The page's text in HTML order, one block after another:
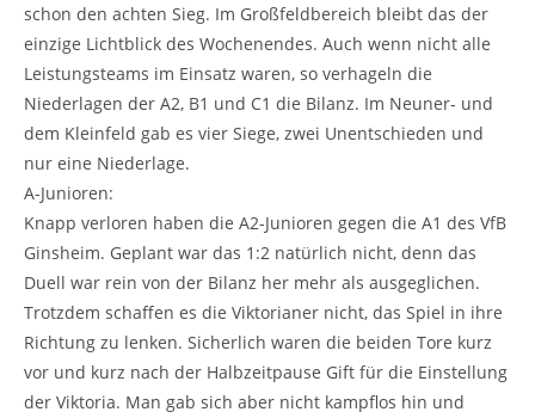
schon den achten Sieg. Im Großfeldbereich bleibt das der
einzige Lichtblick des Wochenendes. Auch wenn nicht alle
Leistungsteams im Einsatz waren, so verhageln die
Niederlagen der A2, B1 und C1 die Bilanz. Im Neuner- und
dem Kleinfeld gab es vier Siege, zwei Unentschieden und
nur eine Niederlage.
A-Junioren:
Knapp verloren haben die A2-Junioren gegen die A1 des VfB
Ginsheim. Geplant war das 1:2 natürlich nicht, denn das
Duell war rein von der Bilanz her mehr als ausgeglichen.
Trotzdem schaffen es die Viktorianer nicht, das Spiel in ihre
Richtung zu lenken. Sicherlich waren die beiden Tore kurz
vor und kurz nach der Halbzeitpause Gift für die Einstellung
der Viktoria. Man gab sich aber nicht kampflos hin und